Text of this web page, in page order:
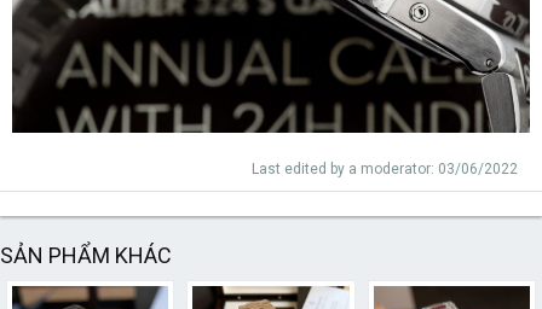
Last edited by a moderator: 03/06/2022
SẢN PHẨM KHÁC